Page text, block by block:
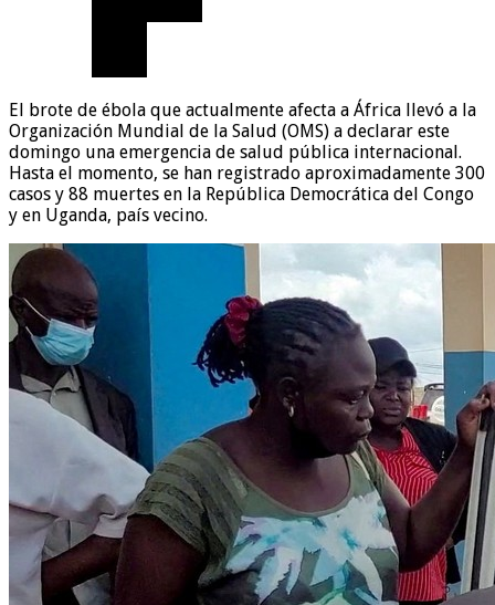
El brote de ébola que actualmente afecta a África llevó a la
Organización Mundial de la Salud (OMS) a declarar este
domingo una emergencia de salud pública internacional.
Hasta el momento, se han registrado aproximadamente 300
casos y 88 muertes en la República Democrática del Congo
y en Uganda, país vecino.